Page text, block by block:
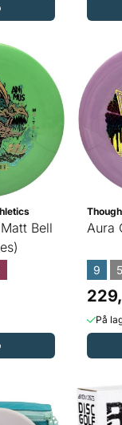
Bell
Aura
9 5
På